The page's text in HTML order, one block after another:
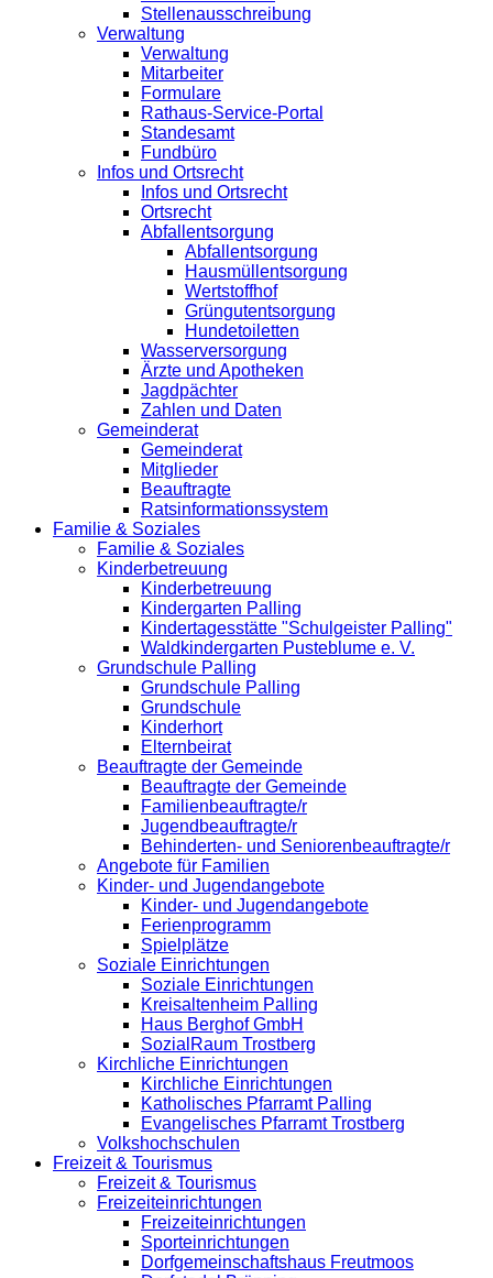
Stellenausschreibung
Verwaltung
Verwaltung
Mitarbeiter
Formulare
Rathaus-Service-Portal
Standesamt
Fundbüro
Infos und Ortsrecht
Infos und Ortsrecht
Ortsrecht
Abfallentsorgung
Abfallentsorgung
Hausmüllentsorgung
Wertstoffhof
Grüngutentsorgung
Hundetoiletten
Wasserversorgung
Ärzte und Apotheken
Jagdpächter
Zahlen und Daten
Gemeinderat
Gemeinderat
Mitglieder
Beauftragte
Ratsinformationssystem
Familie & Soziales
Familie & Soziales
Kinderbetreuung
Kinderbetreuung
Kindergarten Palling
Kindertagesstätte "Schulgeister Palling"
Waldkindergarten Pusteblume e. V.
Grundschule Palling
Grundschule Palling
Grundschule
Kinderhort
Elternbeirat
Beauftragte der Gemeinde
Beauftragte der Gemeinde
Familienbeauftragte/r
Jugendbeauftragte/r
Behinderten- und Seniorenbeauftragte/r
Angebote für Familien
Kinder- und Jugendangebote
Kinder- und Jugendangebote
Ferienprogramm
Spielplätze
Soziale Einrichtungen
Soziale Einrichtungen
Kreisaltenheim Palling
Haus Berghof GmbH
SozialRaum Trostberg
Kirchliche Einrichtungen
Kirchliche Einrichtungen
Katholisches Pfarramt Palling
Evangelisches Pfarramt Trostberg
Volkshochschulen
Freizeit & Tourismus
Freizeit & Tourismus
Freizeiteinrichtungen
Freizeiteinrichtungen
Sporteinrichtungen
Dorfgemeinschaftshaus Freutmoos